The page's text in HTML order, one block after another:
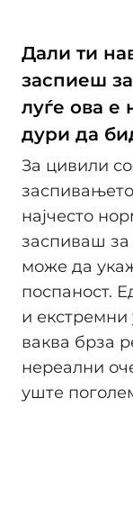
Дали ти
заспиеш
луѓе ова е
дури да
За цивили
најчесто
заспиваш за
може да
поспаност.
и екстремни
ваква брза
нереални
уште